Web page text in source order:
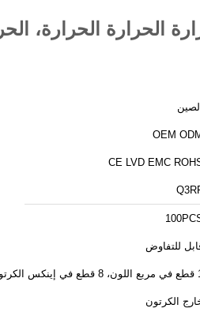
الحرارة الحرارة،
OEM
CE LVD EMC
للتفاوض
الكرتون